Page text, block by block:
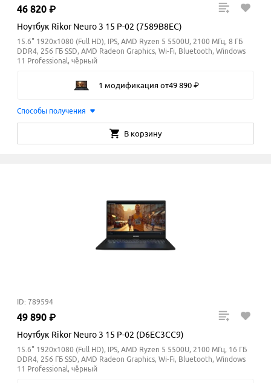
46 820 ₽
Ноутбук Rikor Neuro 3 15 P-02 (7589B8EC)
15.6" 1920x1080 (Full HD), IPS, AMD Ryzen 5 5500U, 2100 МГц, 8 ГБ
DDR4, 256 ГБ SSD, AMD Radeon Graphics, Wi-Fi, Bluetooth, Windows
11 Professional, чёрный
1 модификация от49 890 ₽
Способы получения
В корзину
ID: 789594
49 890 ₽
Ноутбук Rikor Neuro 3 15 P-02 (D6EC3CC9)
15.6" 1920x1080 (Full HD), IPS, AMD Ryzen 5 5500U, 2100 МГц, 16 ГБ
DDR4, 256 ГБ SSD, AMD Radeon Graphics, Wi-Fi, Bluetooth, Windows
11 Professional, чёрный